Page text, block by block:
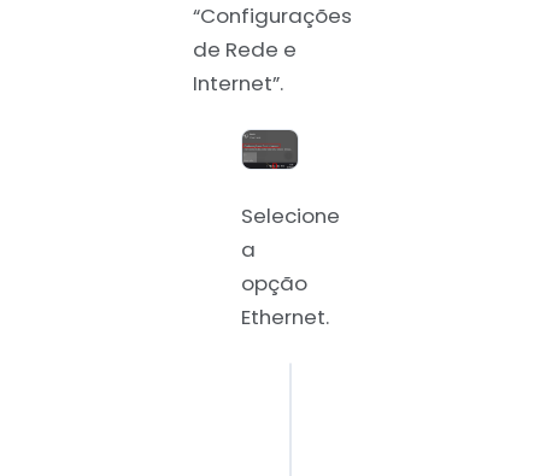
“Configurações
de Rede e
Internet”.
Selecione
a
opção
Ethernet.